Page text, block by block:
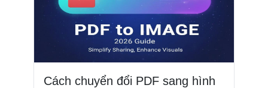
Cách chuyển đổi PDF sang hình